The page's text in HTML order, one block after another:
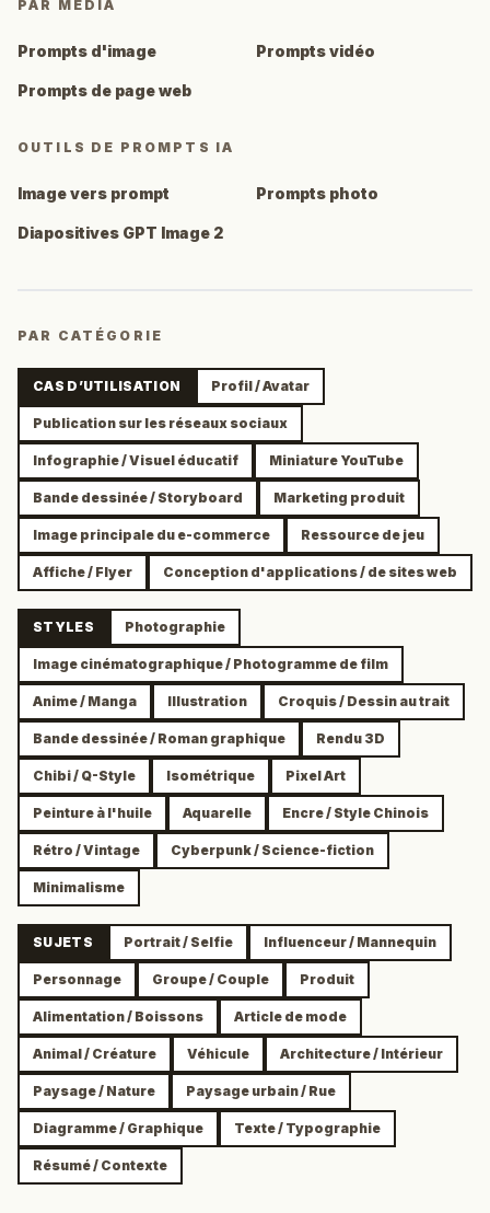
PAR MÉDIA
Prompts d'image Prompts vidéo
Prompts de page web
OUTILS DE PROMPTS IA
Image vers prompt Prompts photo
Diapositives GPT Image 2
PAR CATÉGORIE
CAS D’UTILISATION Profil / Avatar
Publication sur les réseaux sociaux
Infographie / Visuel éducatif Miniature YouTube
Bande dessinée / Storyboard Marketing produit
Image principale du e-commerce Ressource de jeu
Affiche / Flyer Conception d'applications / de sites web
STYLES Photographie
Image cinématographique / Photogramme de film
Anime / Manga Illustration Croquis / Dessin au trait
Bande dessinée / Roman graphique Rendu 3D
Chibi / Q-Style Isométrique Pixel Art
Peinture à l'huile Aquarelle Encre / Style Chinois
Rétro / Vintage Cyberpunk / Science-fiction
Minimalisme
SUJETS Portrait / Selfie Influenceur / Mannequin
Personnage Groupe / Couple Produit
Alimentation / Boissons Article de mode
Animal / Créature Véhicule Architecture / Intérieur
Paysage / Nature Paysage urbain / Rue
Diagramme / Graphique Texte / Typographie
Résumé / Contexte